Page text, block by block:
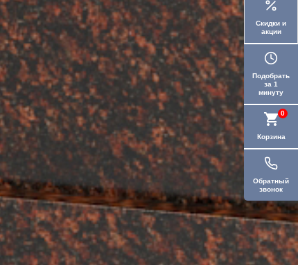
Скидки и
акции
Подобрать
за 1
минуту
Корзина
0
Обратный
звонок